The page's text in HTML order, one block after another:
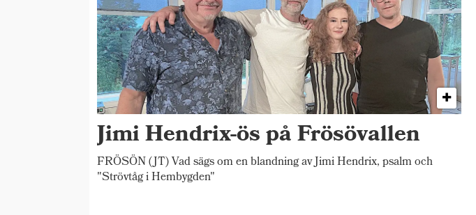
Jimi Hendrix-ös på Frösövallen
FRÖSÖN (JT) Vad sägs om en blandning av Jimi Hendrix, psalm och
"Strövtåg i Hembygden"